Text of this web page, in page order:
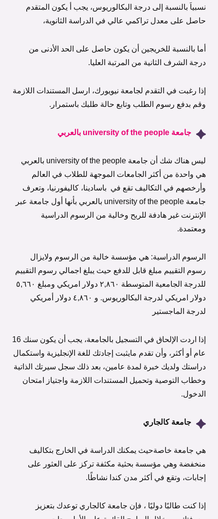
نسبياَ بالنسبة إلى درجة البكالوريوس، يجب أ يكون المتقدم
حاصل على معدل تراكمي عالي في الدراسة الثانوية،
أما بالنسبة للخريجين أن يكون حاصل على الحد الأدنى من
درجة الشرف الثانية من المرتبة العليا.
إذا رغبت في التقدم لجامعة نيويورك، ارسل المستندات اللازمة
وقم بدفع رسوم الطلب وتابع حالة طلبك باستمرار.
جامعة university of the people بالعربي
ليس هناك شك أن جامعة university of the people بالعربي
هي واحدة من أكثر الجامعات الموجهة للطلاب في العالم
وأرخصهم في التكاليف تقع في باسادينا، كاليفورنيا، وتعرف
جامعة university of the people بالعربي بأنها أول جامعة عبر
الإنترنت غير هادفة للربح وخالية من الرسوم الدراسية
ومعتمدة.
الرسوم الدراسية: هي مؤسسة خالية من الرسوم ولايزال
رسوم التقييم مبلغ قابل للدفع حيث يبلغ اجمالي رسوم التقييم
للدرجة الجامعية المتوسطة ۲,۸٦۰ دولار امريكي ومبلغ ٥,٦٦۰
دولار امريكي لدرجة البكالوريوس. و ٤,۸٦۰ دولار أمريكي
لدرجة الماجستير
إذا اردت الإلحاق في التسجيل بالجامعة، يجب أن يكون سنك 16
عام أو أكثر، وأن تقدم مايثبت إجادتك للغة الإنجليزية واستكمال
دراستك ولديك خبرة لمدة عامين، بعد ذلك سجل سيرتك الذاتية
وخطاب التوصية وتحميل المستندات اللازمة واجتياز امتحان
الدخول.
جامعة كالجاري
هي جامعة خاصةحيث يمكنك الدراسة في الخارج بتكاليف
منخفضة وهي مؤسسة بحثية مكثفة تركز على العثور على
إجابات، وتقع في أكثر مدن كندا نشاطًا.
إذا كنت طالبًا دوليًا ، فإن جامعة كالجاري توعدك بتعزيز